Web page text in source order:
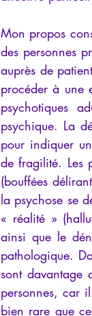
Mon propos
des personnes
auprès de
procéder à une
psychotiques
psychique. La
pour indiquer
de fragilité. Les
(bouffées
la psychose se
« réalité »
ainsi que le
pathologique.
sont davantage
personnes, car
bien rare que